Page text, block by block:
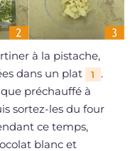
à la pistache,
dans un plat
1
.
préchauffé à
sortez-les du four
ce temps,
blanc et